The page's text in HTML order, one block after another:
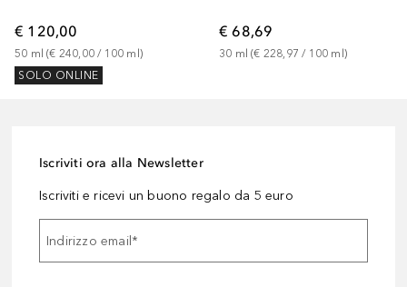
€ 120,00
50 ml (€ 240,00 / 100 ml )
SOLO ONLINE
€ 68,69
30 ml (€ 228,97 / 100 ml )
Iscriviti ora alla Newsletter
Iscriviti e ricevi un buono regalo da 5 euro
Indirizzo email *